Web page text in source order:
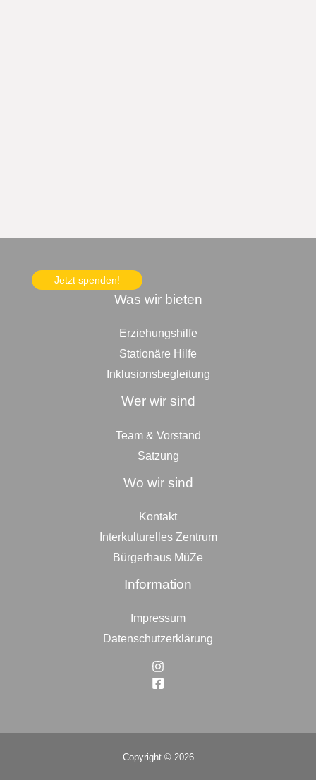
Jetzt spenden!
Was wir bieten
Erziehungshilfe
Stationäre Hilfe
Inklusionsbegleitung
Wer wir sind
Team & Vorstand
Satzung
Wo wir sind
Kontakt
Interkulturelles Zentrum
Bürgerhaus MüZe
Information
Impressum
Datenschutzerklärung
Copyright © 2026